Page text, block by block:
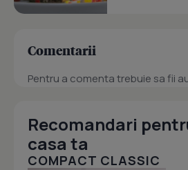
Comentarii
Pentru a comenta trebuie sa fii
Recomandari
casa ta
COMPACT CLASSIC